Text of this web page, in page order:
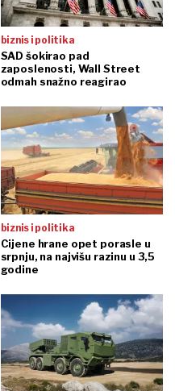
biznis i politika
SAD šokirao pad
zaposlenosti, Wall Street
odmah snažno reagirao
biznis i politika
Cijene hrane opet porasle u
srpnju, na najvišu razinu u 3,5
godine